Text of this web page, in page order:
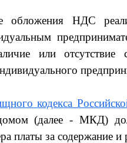
обложения НДС
или отсутствие
кодекса
домом (далее - МКД)
платы за содержание